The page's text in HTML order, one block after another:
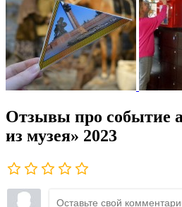
Отзывы про событие
из музея» 2023